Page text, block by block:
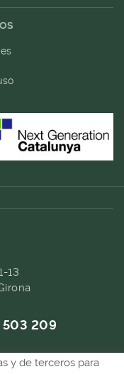
13
209
y de terceros para